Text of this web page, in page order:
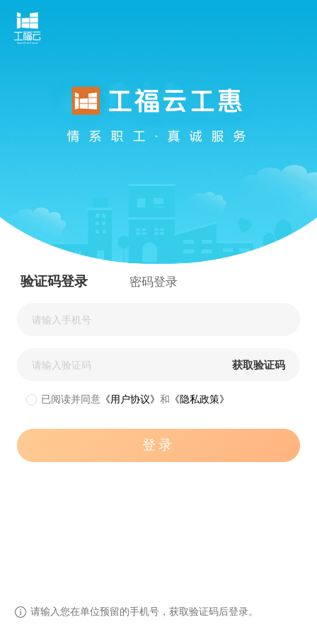
验证码登录 密码登录
获取验证码
已阅读并同意《用户协议》 和 《隐私政策》
登录
请输入您在单位预留的手机号，获取验证码后登录。